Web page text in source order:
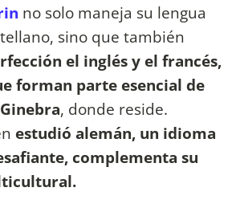
no solo maneja su lengua
sino que también
el inglés y el francés,
forman parte esencial de
, donde reside.
estudió alemán, un idioma
complementa su